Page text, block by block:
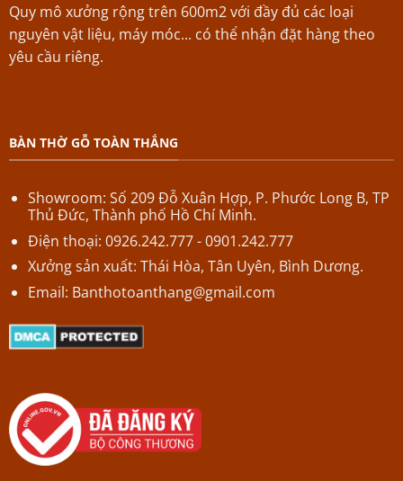
Quy mô xưởng rộng trên 600m2 với đầy đủ các loại
nguyên vật liệu, máy móc... có thể nhận đặt hàng theo
yêu cầu riêng.
BÀN THỜ GỖ TOÀN THẮNG
Showroom: Số 209 Đỗ Xuân Hợp, P. Phước Long B, TP
Thủ Đức, Thành phố Hồ Chí Minh.
Điện thoại: 0926.242.777 - 0901.242.777
Xưởng sản xuất: Thái Hòa, Tân Uyên, Bình Dương.
Email: Banthotoanthang@gmail.com